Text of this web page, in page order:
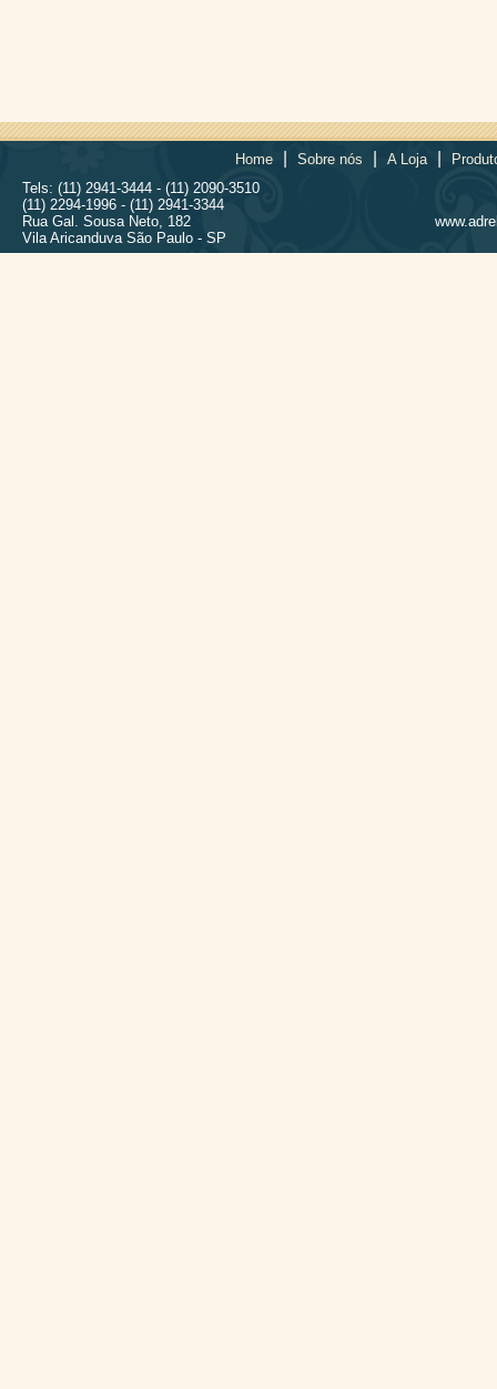
Home Sobre nós A Loja
Tels: (11) 2941-3444 - (11) 2090-3510
(11) 2294-1996 - (11) 2941-3344
Rua Gal. Sousa Neto, 182
Vila Aricanduva São Paulo - SP